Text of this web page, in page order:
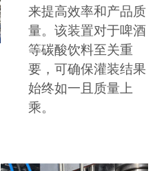
来提高效率和产品质
量。该装置对于啤酒
等碳酸饮料至关重
要，可确保灌装结果
始终如一且质量上
乘。